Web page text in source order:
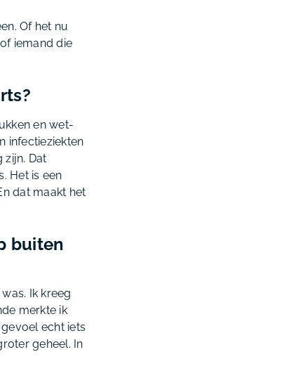
Of het nu
iemand die
en wet-
infectieziekten
zijn. Dat
Het is een
dat maakt het
buiten
Ik kreeg
merkte ik
echt iets
geheel. In